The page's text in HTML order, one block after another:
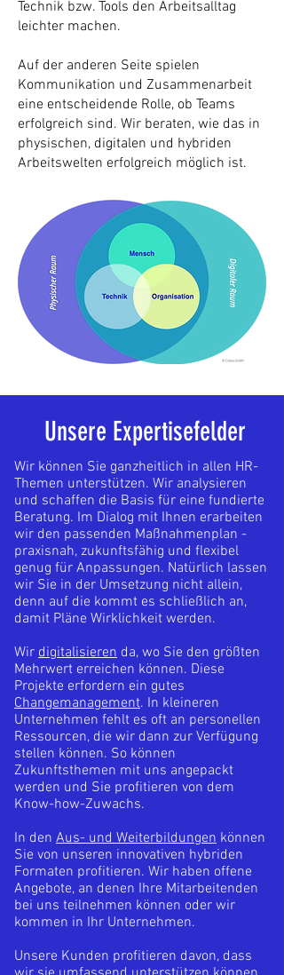
Technik bzw. Tools den Arbeitsalltag
leichter machen.
Auf der anderen Seite spielen
Kommunikation und Zusammenarbeit
eine entscheidende Rolle, ob Teams
erfolgreich sind. Wir beraten, wie das in
physischen, digitalen und hybriden
Arbeitswelten erfolgreich möglich ist.
Unsere Expertisefelder
Wir können Sie ganzheitlich in allen HR-
Themen unterstützen. Wir analysieren
und schaffen die Basis für eine fundierte
Beratung. Im Dialog mit Ihnen erarbeiten
wir den passenden Maßnahmenplan -
praxisnah, zukunftsfähig und flexibel
genug für Anpassungen. Natürlich lassen
wir Sie in der Umsetzung nicht allein,
denn auf die kommt es schließlich an,
damit Pläne Wirklichkeit werden.
Wir digitalisieren da, wo Sie den größten
Mehrwert erreichen können. Diese
Projekte erfordern ein gutes
Changemanagement. In kleineren
Unternehmen fehlt es oft an personellen
Ressourcen, die wir dann zur Verfügung
stellen können. So können
Zukunftsthemen mit uns angepackt
werden und Sie profitieren von dem
Know-how-Zuwachs.
In den Aus- und Weiterbildungen können
Sie von unseren innovativen hybriden
Formaten profitieren. Wir haben offene
Angebote, an denen Ihre Mitarbeitenden
bei uns teilnehmen können oder wir
kommen in Ihr Unternehmen.
Unsere Kunden profitieren davon, dass